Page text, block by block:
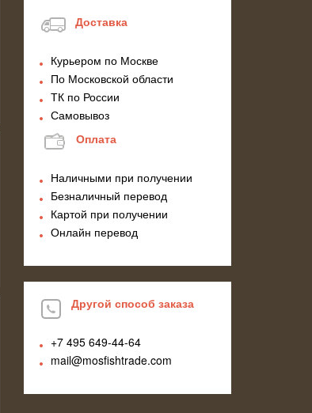
Доставка
Курьером по Москве
По Московской области
ТК по России
Самовывоз
Оплата
Наличными при получении
Безналичный перевод
Картой при получении
Онлайн перевод
Другой способ заказа
+7 495649-44-64
mail@mosfishtrade.com